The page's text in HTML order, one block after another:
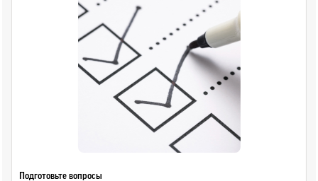
Подготовьте вопросы